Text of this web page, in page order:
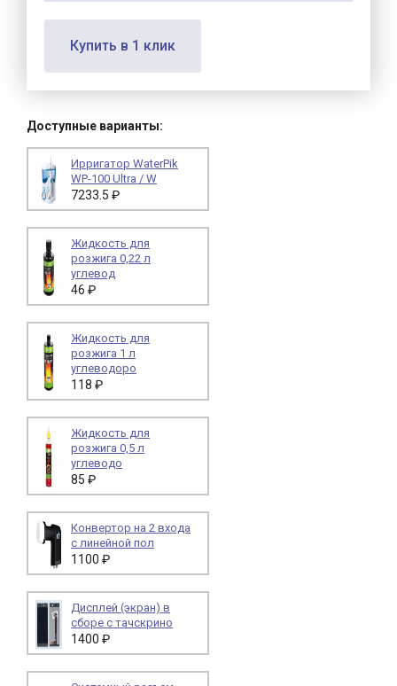
Купить в 1 клик
Доступные варианты:
Ирригатор WaterPik
WP-100 Ultra / W
7233.5 ₽
Жидкость для
розжига 0,22 л
углевод
46 ₽
Жидкость для
розжига 1 л
углеводоро
118 ₽
Жидкость для
розжига 0,5 л
углеводо
85 ₽
Конвертор на 2 входа
с линейной пол
1100 ₽
Дисплей (экран) в
сборе с тачскрино
1400 ₽